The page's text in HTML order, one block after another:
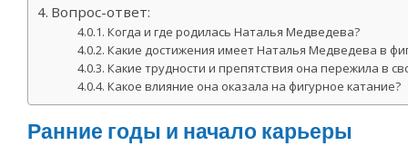
Вопрос-ответ:
Когда и где родилась Наталья Медведева?
Какие достижения имеет Наталья Медведева в
Какие трудности и препятствия она пережила в
Какое влияние она оказала на фигурное катание?
Ранние годы и начало карьеры